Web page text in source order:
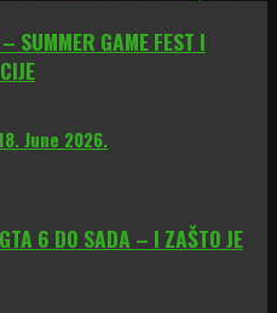
SUMMER GAME FEST I
June 2026.
6 DO SADA – I ZAŠTO JE